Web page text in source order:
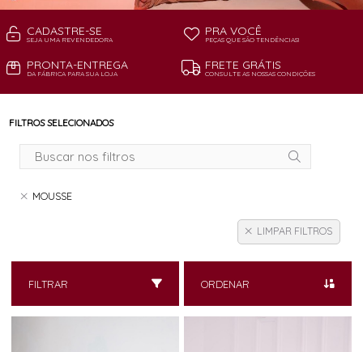
CADASTRE-SE
SEJA UMA REVENDEDORA
PRA VOCÊ
PEÇAS QUE SÃO TENDÊNCIAS!
PRONTA-ENTREGA
DA FÁBRICA PARA SUA LOJA
FRETE GRÁTIS
CONSULTE AS NOSSAS CONDIÇÕES
FILTROS SELECIONADOS
MOUSSE
LIMPAR FILTROS
FILTRAR ORDENAR